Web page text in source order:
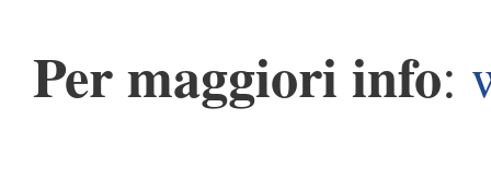
Per maggiori info: